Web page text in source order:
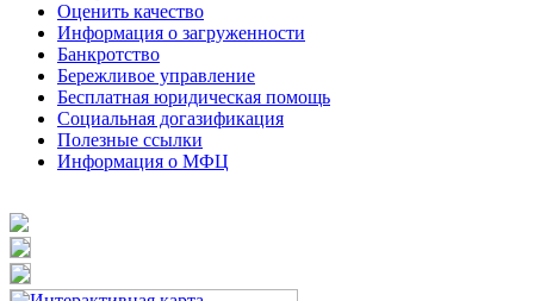
Оценить качество
Информация о загруженности
Банкротство
Бережливое управление
Бесплатная юридическая помощь
Социальная догазификация
Полезные ссылки
Информация о МФЦ